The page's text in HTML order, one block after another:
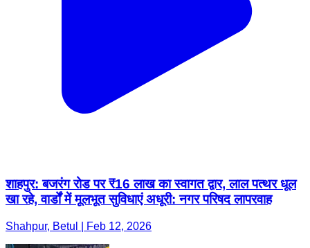
शाहपुर: बजरंग रोड पर ₹16 लाख का स्वागत द्वार, लाल पत्थर धूल
खा रहे, वार्डों में मूलभूत सुविधाएं अधूरी: नगर परिषद लापरवाह
Shahpur, Betul | Feb 12, 2026